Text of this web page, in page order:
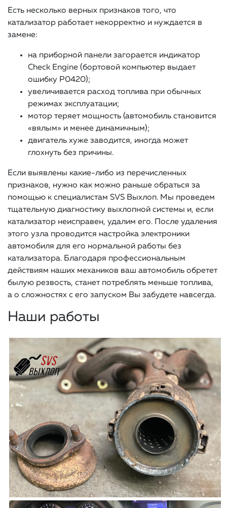
Есть несколько верных признаков того, что
катализатор работает некорректно и нуждается в
замене:
на приборной панели загорается индикатор
Check Engine (бортовой компьютер выдает
ошибку Р0420);
увеличивается расход топлива при обычных
режимах эксплуатации;
мотор теряет мощность (автомобиль становится
«вялым» и менее динамичным);
двигатель хуже заводится, иногда может
глохнуть без причины.
Если выявлены какие-либо из перечисленных
признаков, нужно как можно раньше обраться за
помощью к специалистам SVS Выхлоп. Мы проведем
тщательную диагностику выхлопной системы и, если
катализатор неисправен, удалим его. После удаления
этого узла проводится настройка электроники
автомобиля для его нормальной работы без
катализатора. Благодаря профессиональным
действиям наших механиков ваш автомобиль обретет
былую резвость, станет потреблять меньше топлива,
а о сложностях с его запуском Вы забудете навсегда.
Наши работы